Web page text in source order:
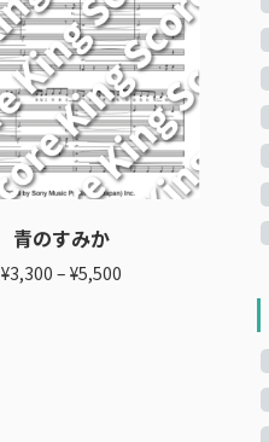
青のすみか
¥3,300 – ¥5,500